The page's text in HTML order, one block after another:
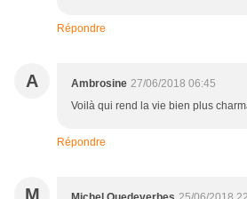
Répondre
A Ambrosine 27/06/2018 06:45
Voilà qui rend la vie bien plus
Répondre
M